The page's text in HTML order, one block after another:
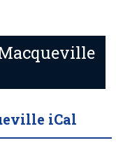
iCal